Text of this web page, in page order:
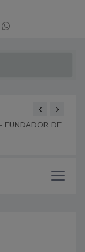
‹ ›